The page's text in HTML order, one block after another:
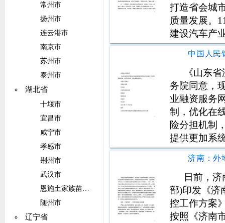
常州市
扬州市
连云港市
南京市
苏州市
泰州市
湖北省
十堰市
宜昌市
咸宁市
孝感市
荆州市
武汉市
恩施土家族苗族自治州
随州市
辽宁省
打造省会城
质量发展。
建设汽车产
能源集团、
等4个优质
南市科技局
《山东
务院同意，
业融资服务
制，优化在
险分担机制
提供更加系
构合作，针
质押融资、
新型企业上
日前，
部)印发《济
控工作方案
按照《济南